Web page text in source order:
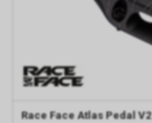
Race Face Atlas Pedal V2